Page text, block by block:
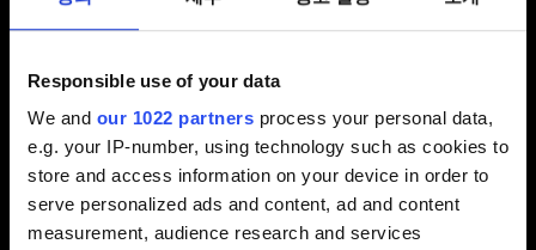
Responsible use of your data
We and our 1022 partners process your personal data,
e.g. your IP-number, using technology such as cookies to
store and access information on your device in order to
serve personalized ads and content, ad and content
measurement, audience research and services
로취 레이스가 최신 버전인지 확인하세요. iOS에서 앱을
업데이트하는 방법은 이 항목을 참고하시기 바랍니다.
iOS가 최신 버전인지 확인하세요. 확인 방법은여기
참고하시기 바랍니다.